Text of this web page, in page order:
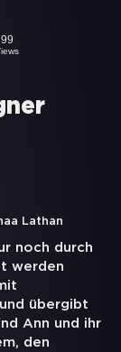
99
Lathan
noch durch
werden
übergibt
Ann und ihr
den